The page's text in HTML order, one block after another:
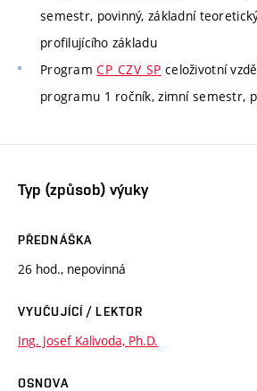
semestr, povinný, základní
profilujícího základu
ProgramCP_CZV_SP celoživotní
programu 1 ročník, zimní semestr,
Typ (způsob) výuky
PŘEDNÁŠKA
26 hod., nepovinná
VYUČUJÍCÍ / LEKTOR
Ing. Josef Kalivoda, Ph.D.
OSNOVA